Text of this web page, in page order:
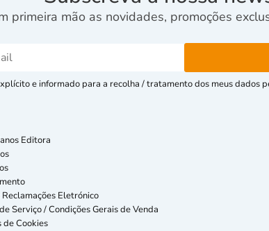
primeira mão as novidades, promoções
e informado para a recolha / tratamento dos meus dados
Editora
Eletrónico
Serviço / Condições Gerais de Venda
de Cookies